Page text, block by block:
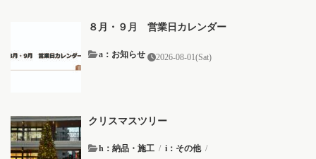
８月・９月 営業日カレンダー
a：お知らせ 2026-08-01(Sat)
クリスマスツリー
h：納品・施工 / i：その他 /